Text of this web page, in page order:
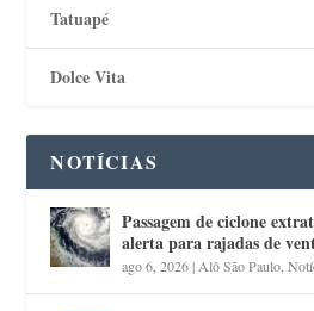
Tatuapé
Dolce Vita
NOTÍCIAS
Passagem de ciclone
alerta para rajadas de
ago 6, 2026| Alô São Paulo ,